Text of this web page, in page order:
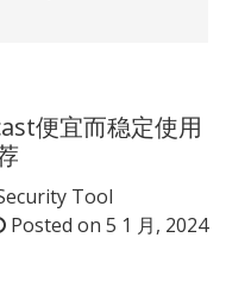
便宜而稳定使用
Tool
Posted on 5 1 月, 2024